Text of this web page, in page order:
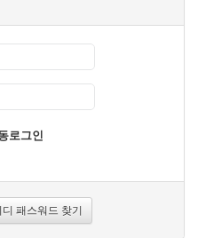
로그인
디 패스워드 찾기